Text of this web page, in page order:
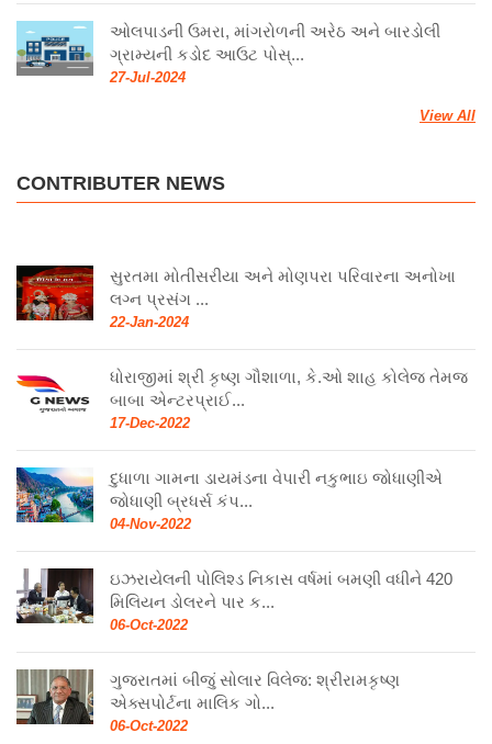
ઓલપાડની ઉમરા, માંગરોળની અરેઠ અને બારડોલી
ગ્રામ્યની કડોદ આઉટ પોસ્...
27-Jul-2024
View All
CONTRIBUTER NEWS
સુરતમા મોતીસરીયા અને મોણપરા પરિવારના અનોખા
લગ્ન પ્રસંગ ...
22-Jan-2024
ધોરાજીમાં શ્રી કૃષ્ણ ગૌશાળા, કે.ઓ શાહ કોલેજ તેમજ
બાબા એન્ટરપ્રાઈ...
17-Dec-2022
દુધાળા ગામના ડાયમંડના વેપારી નકુભાઇ જોધાણીએ
જોધાણી બ્રધર્સ કંપ...
04-Nov-2022
ઇઝરાયેલની પોલિશ્ડ નિકાસ વર્ષમાં બમણી વધીને 420
મિલિયન ડોલરને પાર ક...
06-Oct-2022
ગુજરાતમાં બીજું સોલાર વિલેજ: શ્રીરામકૃષ્ણ
એક્સપોર્ટના માલિક ગો...
06-Oct-2022